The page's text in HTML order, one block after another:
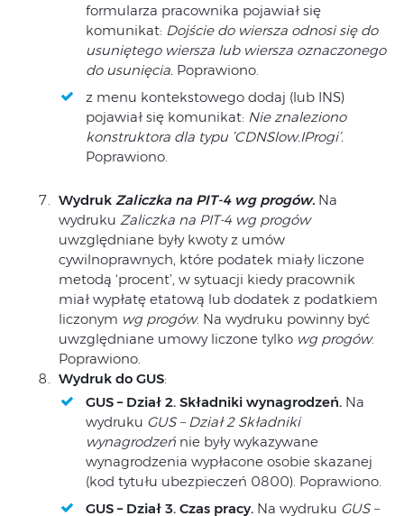
formularza pracownika pojawiał się
komunikat: Dojście do wiersza odnosi się do
usuniętego wiersza lub wiersza oznaczonego
do usunięcia. Poprawiono.
z menu kontekstowego dodaj (lub INS)
pojawiał się komunikat: Nie znaleziono
konstruktora dla typu ’CDNSlow.IProgi’.
Poprawiono.
Wydruk Zaliczka na PIT-4 wg progów. Na
wydruku Zaliczka na PIT-4 wg progów
uwzględniane były kwoty z umów
cywilnoprawnych, które podatek miały liczone
metodą ‘procent’, w sytuacji kiedy pracownik
miał wypłatę etatową lub dodatek z podatkiem
liczonym wg progów. Na wydruku powinny być
uwzględniane umowy liczone tylko wg progów.
Poprawiono.
Wydruk do GUS:
GUS – Dział 2. Składniki wynagrodzeń. Na
wydruku GUS – Dział 2 Składniki
wynagrodzeń nie były wykazywane
wynagrodzenia wypłacone osobie skazanej
(kod tytułu ubezpieczeń 0800). Poprawiono.
GUS – Dział 3. Czas pracy. Na wydruku GUS –